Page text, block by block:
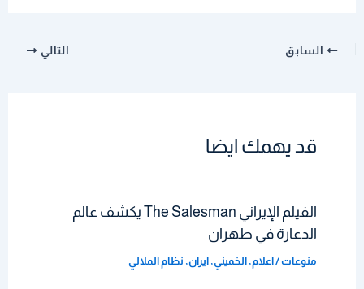
السابق التالي
قد يهمك ايضا
الفيلم الإيراني The Salesman يكشف عالم
الدعارة في طهران
منوعات/اعلام,الخميني,ايران, نظام الملالي